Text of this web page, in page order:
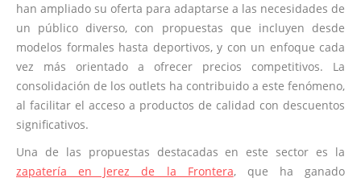
han ampliado su oferta para adaptarse a las necesidades de
un público diverso, con propuestas que incluyen desde
modelos formales hasta deportivos, y con un enfoque cada
vez más orientado a ofrecer precios competitivos. La
consolidación de los outlets ha contribuido a este fenómeno,
al facilitar el acceso a productos de calidad con descuentos
significativos.
Una de las propuestas destacadas en este sector es la
zapatería en Jerez de la Frontera, que ha ganado